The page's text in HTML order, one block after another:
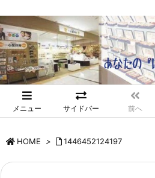
メニュー サイドバー 前へ
HOME > 1446452124197